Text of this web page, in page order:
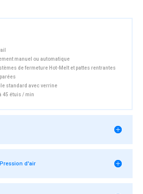
manuel ou automatique
de fermeture Hot-Melt et pattes rentrantes
standard avec verrine
45 étuis / min
d'air